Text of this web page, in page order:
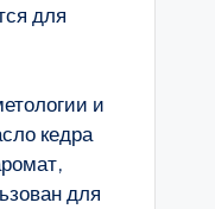
для
и
кедра
для